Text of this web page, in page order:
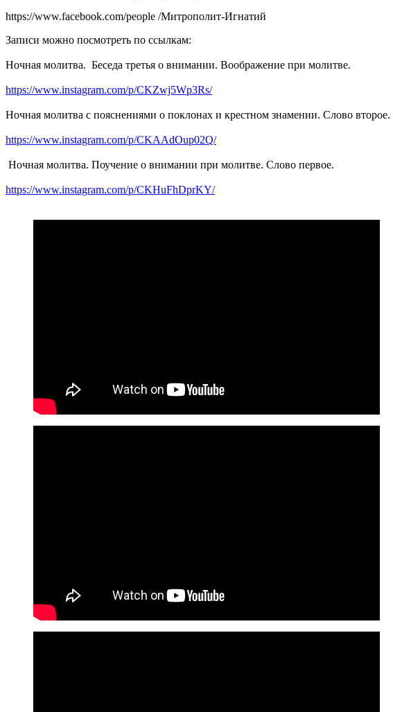
https://www.facebook.com/people /Митрополит-Игнатий
Записи можно посмотреть по ссылкам:
Ночная молитва. Беседа третья о внимании. Воображение при молитве.
https://www.instagram.com/p/CKZwj5Wp3Rs/
Ночная молитва с пояснениями о поклонах и крестном знамении. Слово второе.
https://www.instagram.com/p/CKAAdOup02Q/
Ночная молитва. Поучение о внимании при молитве. Слово первое.
https://www.instagram.com/p/CKHuFhDprKY/